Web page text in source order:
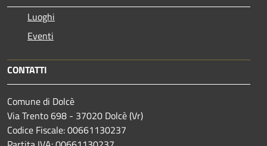
Luoghi
Eventi
CONTATTI
Comune di Dolcè
Via Trento 698 - 37020 Dolcè (Vr)
Codice Fiscale: 00661130237